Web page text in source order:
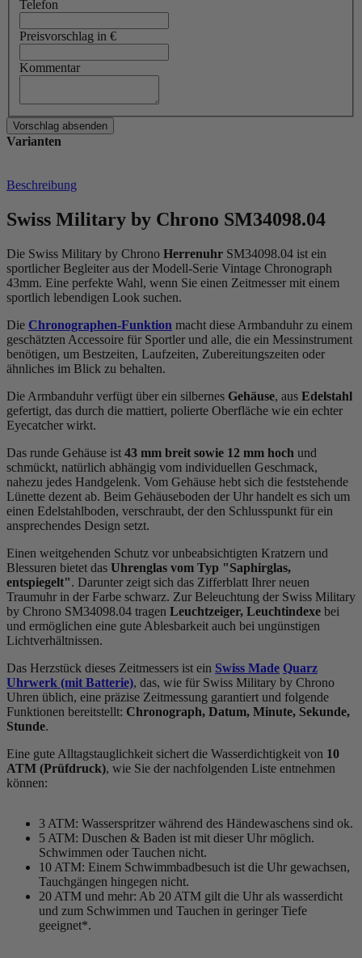
Telefon
Preisvorschlag in €
Kommentar
Varianten
Beschreibung
Swiss Military by Chrono SM34098.04
Die Swiss Military by Chrono Herrenuhr SM34098.04 ist ein
sportlicher Begleiter aus der Modell-Serie Vintage Chronograph
43mm. Eine perfekte Wahl, wenn Sie einen Zeitmesser mit einem
sportlich lebendigen Look suchen.
Die Chronographen-Funktion macht diese Armbanduhr zu einem
geschätzten Accessoire für Sportler und alle, die ein Messinstrument
benötigen, um Bestzeiten, Laufzeiten, Zubereitungszeiten oder
ähnliches im Blick zu behalten.
Die Armbanduhr verfügt über ein silbernes Gehäuse, aus Edelstahl
gefertigt, das durch die mattiert, polierte Oberfläche wie ein echter
Eyecatcher wirkt.
Das runde Gehäuse ist 43 mm breit sowie 12 mm hoch und
schmückt, natürlich abhängig vom individuellen Geschmack,
nahezu jedes Handgelenk. Vom Gehäuse hebt sich die feststehende
Lünette dezent ab. Beim Gehäuseboden der Uhr handelt es sich um
einen Edelstahlboden, verschraubt, der den Schlusspunkt für ein
ansprechendes Design setzt.
Einen weitgehenden Schutz vor unbeabsichtigten Kratzern und
Blessuren bietet das Uhrenglas vom Typ "Saphirglas,
entspiegelt". Darunter zeigt sich das Zifferblatt Ihrer neuen
Traumuhr in der Farbe schwarz. Zur Beleuchtung der Swiss Military
by Chrono SM34098.04 tragen Leuchtzeiger, Leuchtindexe bei
und ermöglichen eine gute Ablesbarkeit auch bei ungünstigen
Lichtverhältnissen.
Das Herzstück dieses Zeitmessers ist ein Swiss Made Quarz
Uhrwerk (mit Batterie), das, wie für Swiss Military by Chrono
Uhren üblich, eine präzise Zeitmessung garantiert und folgende
Funktionen bereitstellt: Chronograph, Datum, Minute, Sekunde,
Stunde.
Eine gute Alltagstauglichkeit sichert die Wasserdichtigkeit von 10
ATM (Prüfdruck), wie Sie der nachfolgenden Liste entnehmen
können:
3 ATM: Wasserspritzer während des Händewaschens sind ok.
5 ATM: Duschen & Baden ist mit dieser Uhr möglich.
Schwimmen oder Tauchen nicht.
10 ATM: Einem Schwimmbadbesuch ist die Uhr gewachsen,
Tauchgängen hingegen nicht.
20 ATM und mehr: Ab 20 ATM gilt die Uhr als wasserdicht
und zum Schwimmen und Tauchen in geringer Tiefe
geeignet*.